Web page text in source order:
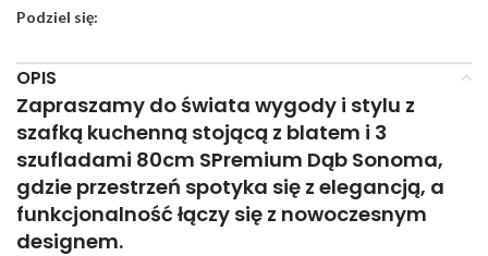
Podziel się:
OPIS
Zapraszamy do świata wygody i stylu z
szafką kuchenną stojącą z blatem i 3
szufladami 80cm SPremium Dąb Sonoma,
gdzie przestrzeń spotyka się z elegancją, a
funkcjonalność łączy się z nowoczesnym
designem.